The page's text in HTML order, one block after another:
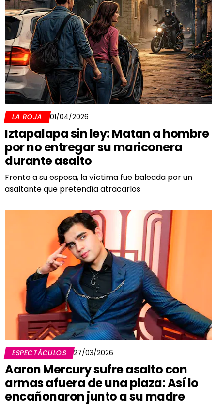
LA ROJA 01/04/2026
Iztapalapa sin ley: Matan a hombre
por no entregar su mariconera
durante asalto
Frente a su esposa, la víctima fue baleada por un
asaltante que pretendía atracarlos
ESPECTÁCULOS 27/03/2026
Aaron Mercury sufre asalto con
armas afuera de una plaza: Así lo
encañonaron junto a su madre